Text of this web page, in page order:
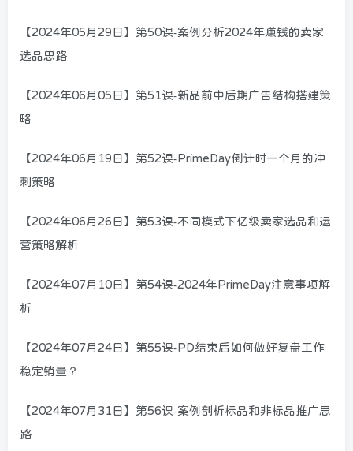
【2024年05月29日】第50课-案例分析2024年赚钱的卖家
选品思路
【2024年06月05日】第51课-新品前中后期广告结构搭建策
略
【2024年06月19日】第52课-PrimeDay倒计时一个月的冲
刺策略
【2024年06月26日】第53课-不同模式下亿级卖家选品和运
营策略解析
【2024年07月10日】第54课-2024年PrimeDay注意事项解
析
【2024年07月24日】第55课-PD结束后如何做好复盘工作
稳定销量？
【2024年07月31日】第56课-案例剖析标品和非标品推广思
路